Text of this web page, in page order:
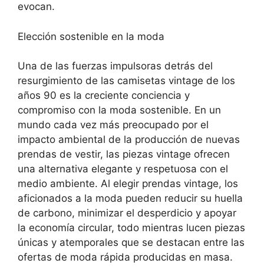
evocan.
Elección sostenible en la moda
Una de las fuerzas impulsoras detrás del
resurgimiento de las camisetas vintage de los
años 90 es la creciente conciencia y
compromiso con la moda sostenible. En un
mundo cada vez más preocupado por el
impacto ambiental de la producción de nuevas
prendas de vestir, las piezas vintage ofrecen
una alternativa elegante y respetuosa con el
medio ambiente. Al elegir prendas vintage, los
aficionados a la moda pueden reducir su huella
de carbono, minimizar el desperdicio y apoyar
la economía circular, todo mientras lucen piezas
únicas y atemporales que se destacan entre las
ofertas de moda rápida producidas en masa.